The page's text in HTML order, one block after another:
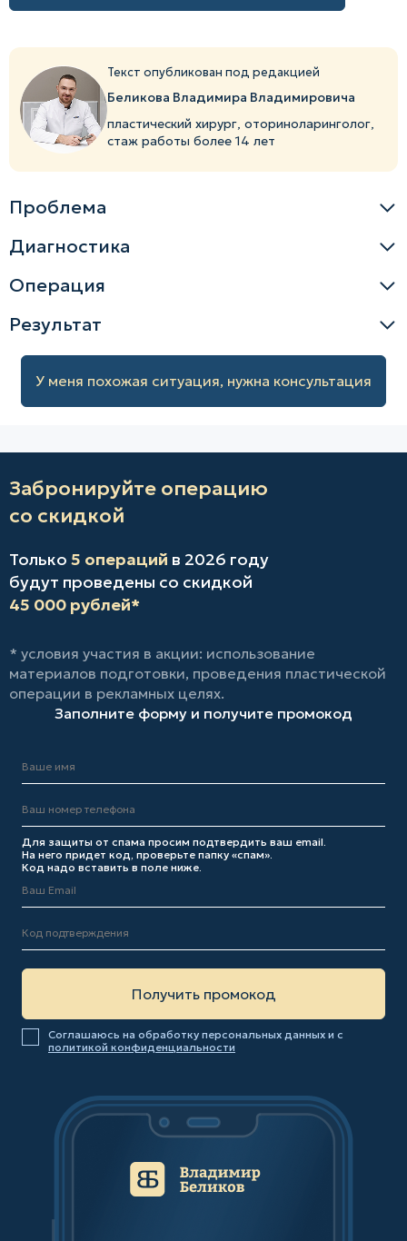
Текст опубликован под редакцией
Беликова Владимира Владимировича
пластический хирург, оториноларинголог,
стаж работы более 14 лет
Проблема
Диагностика
Операция
Результат
У меня похожая ситуация, нужна консультация
Забронируйте операцию
со скидкой
Только 5 операций в 2026 году
будут проведены со скидкой
45 000 рублей*
* условия участия в акции: использование
материалов подготовки, проведения пластической
операции в рекламных целях.
Заполните форму и получите промокод
Для защиты от спама просим подтвердить ваш email.
На него придет код, проверьте папку «спам».
Код надо вставить в поле ниже.
Соглашаюсь на обработку персональных данных и с
политикой конфиденциальности